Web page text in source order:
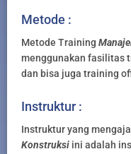
Metode :
Metode Training
menggunakan fasilitas
dan bisa juga training
Instruktur :
Instruktur yang
Konstruksi ini adalah